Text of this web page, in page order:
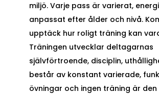
miljö. Varje pass är varierat,
anpassat efter ålder och nivå.
upptäck hur roligt träning kan
Träningen utvecklar deltagarnas
självförtroende, disciplin,
består av konstant varierade,
övningar och ingen träning är den